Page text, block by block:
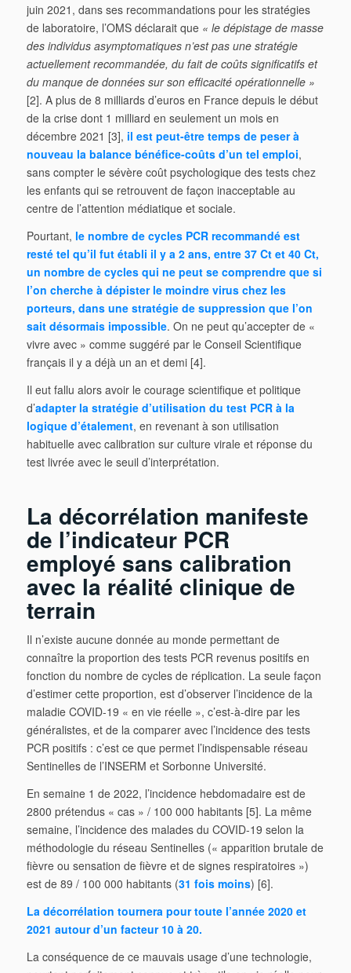
juin 2021, dans ses recommandations pour les stratégies
de laboratoire, l’OMS déclarait que « le dépistage de masse
des individus asymptomatiques n’est pas une stratégie
actuellement recommandée, du fait de coûts significatifs et
du manque de données sur son efficacité opérationnelle »
[2]. A plus de 8 milliards d’euros en France depuis le début
de la crise dont 1 milliard en seulement un mois en
décembre 2021 [3], il est peut-être temps de peser à
nouveau la balance bénéfice-coûts d’un tel emploi,
sans compter le sévère coût psychologique des tests chez
les enfants qui se retrouvent de façon inacceptable au
centre de l’attention médiatique et sociale.
Pourtant, le nombre de cycles PCR recommandé est
resté tel qu’il fut établi il y a 2 ans, entre 37 Ct et 40 Ct,
un nombre de cycles qui ne peut se comprendre que si
l’on cherche à dépister le moindre virus chez les
porteurs, dans une stratégie de suppression que l’on
sait désormais impossible. On ne peut qu’accepter de «
vivre avec » comme suggéré par le Conseil Scientifique
français il y a déjà un an et demi [4].
Il eut fallu alors avoir le courage scientifique et politique
d’adapter la stratégie d’utilisation du test PCR à la
logique d’étalement, en revenant à son utilisation
habituelle avec calibration sur culture virale et réponse du
test livrée avec le seuil d’interprétation.
La décorrélation manifeste
de l’indicateur PCR
employé sans calibration
avec la réalité clinique de
terrain
Il n’existe aucune donnée au monde permettant de
connaître la proportion des tests PCR revenus positifs en
fonction du nombre de cycles de réplication. La seule façon
d’estimer cette proportion, est d’observer l’incidence de la
maladie COVID-19 « en vie réelle », c’est-à-dire par les
généralistes, et de la comparer avec l’incidence des tests
PCR positifs : c’est ce que permet l’indispensable réseau
Sentinelles de l’INSERM et Sorbonne Université.
En semaine 1 de 2022, l’incidence hebdomadaire est de
2800 prétendus « cas » / 100 000 habitants [5]. La même
semaine, l’incidence des malades du COVID-19 selon la
méthodologie du réseau Sentinelles (« apparition brutale de
fièvre ou sensation de fièvre et de signes respiratoires »)
est de 89 / 100 000 habitants (31 fois moins) [6].
La décorrélation tournera pour toute l’année 2020 et
2021 autour d’un facteur 10 à 20.
La conséquence de ce mauvais usage d’une technologie,